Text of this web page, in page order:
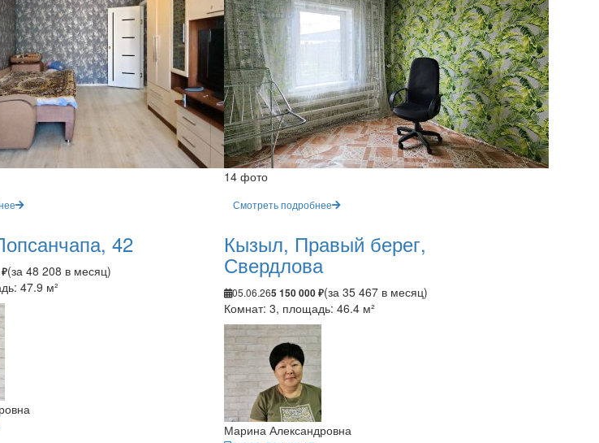
42
(за 48 208 в месяц)
47.9 м²
14 фото
Смотреть подробнее
Кызыл, Правый берег,
Свердлова
05.06.265 150 000 ₽(за 35 467 в месяц)
Комнат: 3, площадь: 46.4 м²
Марина Александровна